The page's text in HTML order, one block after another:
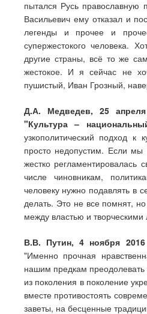
пытался Русь православную
Васильевич ему отказал и
легенды и прочее и
супержестокого человека.
другие страны, всё то же
жестокое. И я сейчас не
пушистый, Иван Грозный,
Д.А. Медведев, 25
"Культура –
узкополитический подход
просто недопустим. Если мы
жестко регламентировалась
числе чиновникам,
человеку нужно подавлять в
делать. Это не все помнят,
между властью и
В.В. Путин, 4 ноября
"Именно прочная
нашим предкам преодолевать
из поколения в поколение
вместе противостоять
заветы, на бесценные